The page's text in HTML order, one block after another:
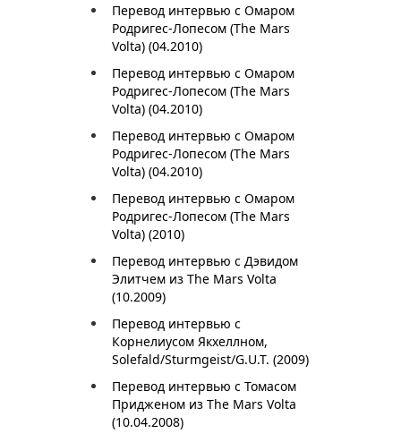
Перевод интервью с Омаром
Родригес-Лопесом (The Mars
Volta) (04.2010)
Перевод интервью с Омаром
Родригес-Лопесом (The Mars
Volta) (04.2010)
Перевод интервью с Омаром
Родригес-Лопесом (The Mars
Volta) (04.2010)
Перевод интервью с Омаром
Родригес-Лопесом (The Mars
Volta) (2010)
Перевод интервью с Дэвидом
Элитчем из The Mars Volta
(10.2009)
Перевод интервью с
Корнелиусом Якхеллном,
Solefald/Sturmgeist/G.U.T. (2009)
Перевод интервью с Томасом
Придженом из The Mars Volta
(10.04.2008)